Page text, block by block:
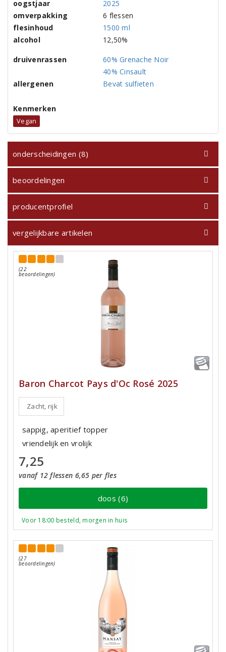
oogstjaar
2025
omverpakking
6 flessen
flesinhoud
1500 ml
alcohol
12,50%
druivenrassen
60% Grenache Noir
40% Cinsault
allergenen
Bevat sulfieten
Kenmerken
Vegan
onderscheidingen (8)
beoordelingen
producentprofiel
vergelijkbare artikelen
(22
beoordelingen)
Baron Charcot Pays d'Oc Rosé 2025
Zacht, rijk
sappig, aperitief topper
vriendelijk en vrolijk
7,25
vanaf 12 flessen 6,65 per fles
doos (6)
Voor 18:00 besteld, morgen in huis
(27
beoordelingen)